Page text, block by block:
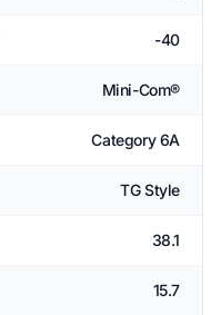
-40
Mini-Com®
Category 6A
TG Style
38.1
15.7